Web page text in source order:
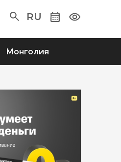
RU
Монголия